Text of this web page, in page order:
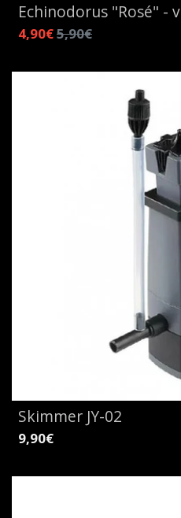
Echinodorus "Rosé" -
4,90€5,90€
Skimmer JY-02
9,90€